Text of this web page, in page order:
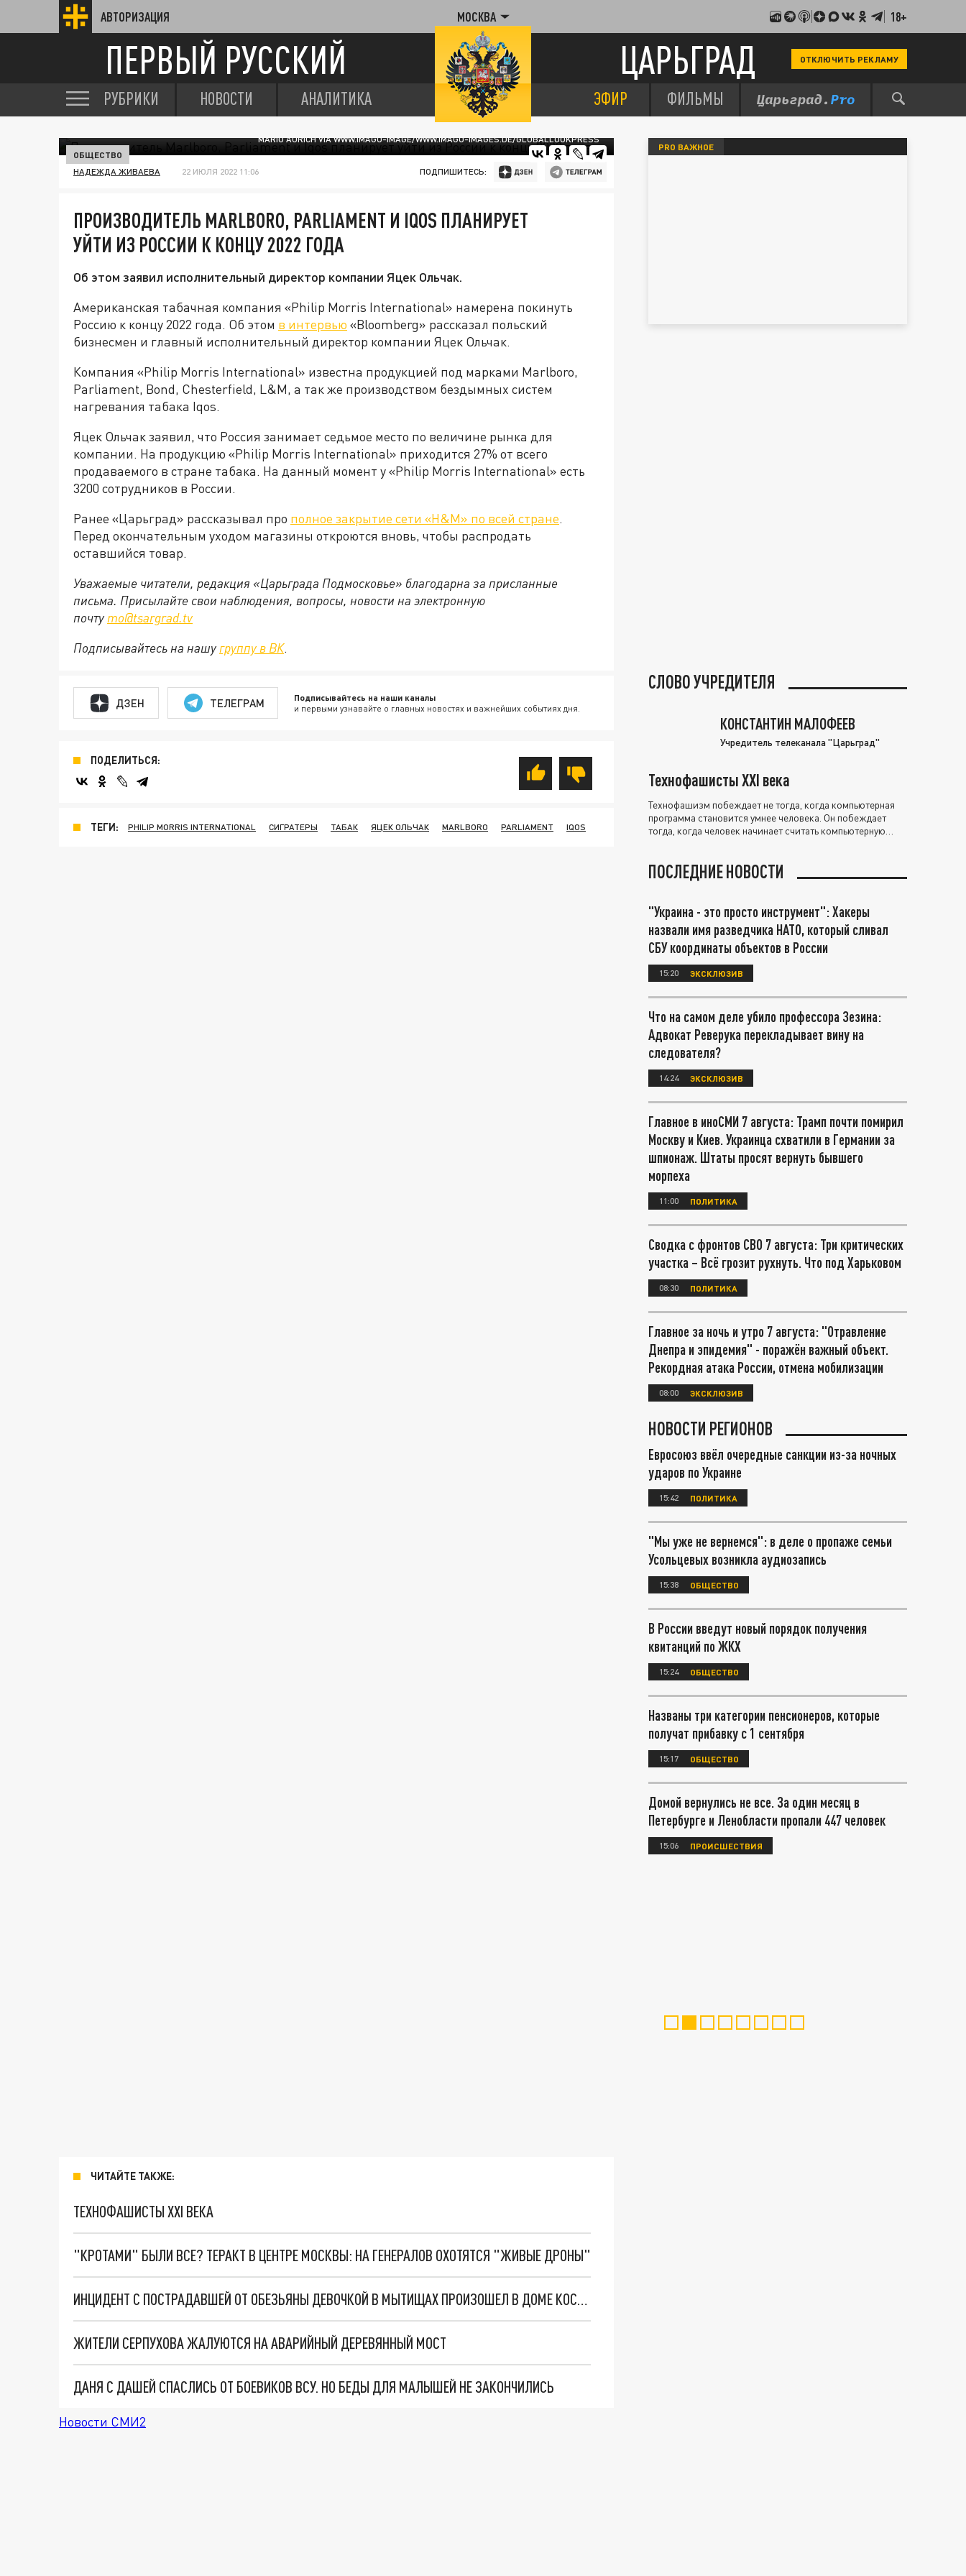
АВТОРИЗАЦИЯ МОСКВА 18+
ПЕРВЫЙ РУССКИЙ ЦАРЬГРАД ОТКЛЮЧИТЬ РЕКЛАМУ
РУБРИКИ НОВОСТИ АНАЛИТИКА ЭФИР ФИЛЬМЫ
MARIO AURICH VIA WWW.IMAGO-IMAGE/WWW.IMAGO-IMAGES.DE/GLOBALLOOKPRESS
ОБЩЕСТВО
НАДЕЖДА ЖИВАЕВА 22 ИЮЛЯ 2022 11:06 ПОДПИШИТЕСЬ:
ПРОИЗВОДИТЕЛЬ MARLBORO, PARLIAMENT И IQOS ПЛАНИРУЕТ
УЙТИ ИЗ РОССИИ К КОНЦУ 2022 ГОДА
Об этом заявил исполнительный директор компании Яцек Ольчак.
Американская табачная компания «Philip Morris International» намерена покинуть
Россию к концу 2022 года. Об этом в интервью «Bloomberg» рассказал польский
бизнесмен и главный исполнительный директор компании Яцек Ольчак.
Компания «Philip Morris International» известна продукцией под марками Marlboro,
Parliament, Bond, Chesterfield, L&M, а так же производством бездымных систем
нагревания табака Iqos.
Яцек Ольчак заявил, что Россия занимает седьмое место по величине рынка для
компании. На продукцию «Philip Morris International» приходится 27% от всего
продаваемого в стране табака. На данный момент у «Philip Morris International» есть
3200 сотрудников в России.
Ранее «Царьград» рассказывал про полное закрытие сети «H&M» по всей стране.
Перед окончательным уходом магазины откроются вновь, чтобы распродать
оставшийся товар.
Уважаемые читатели, редакция «Царьграда Подмосковье» благодарна за присланные
письма. Присылайте свои наблюдения, вопросы, новости на электронную
почту mo@tsargrad.tv
Подписывайтесь на нашу группу в ВК.
ДЗЕН ТЕЛЕГРАМ Подписывайтесь на наши каналы
и первыми узнавайте о главных новостях и важнейших событиях дня.
ПОДЕЛИТЬСЯ:
ТЕГИ: PHILIP MORRIS INTERNATIONAL СИГРАТЕРЫ ТАБАК ЯЦЕК ОЛЬЧАК MARLBORO PARLIAMENT IQOS
ЧИТАЙТЕ ТАКЖЕ:
ТЕХНОФАШИСТЫ XXI ВЕКА
"КРОТАМИ" БЫЛИ ВСЕ? ТЕРАКТ В ЦЕНТРЕ МОСКВЫ: НА ГЕНЕРАЛОВ ОХОТЯТСЯ "ЖИВЫЕ ДРОНЫ"
ИНЦИДЕНТ С ПОСТРАДАВШЕЙ ОТ ОБЕЗЬЯНЫ ДЕВОЧКОЙ В МЫТИЩАХ ПРОИЗОШЕЛ В ДОМЕ КОСМОНАВТА ВАЛЕРИЯ РЮМИНА
ЖИТЕЛИ СЕРПУХОВА ЖАЛУЮТСЯ НА АВАРИЙНЫЙ ДЕРЕВЯННЫЙ МОСТ
ДАНЯ С ДАШЕЙ СПАСЛИСЬ ОТ БОЕВИКОВ ВСУ. НО БЕДЫ ДЛЯ МАЛЫШЕЙ НЕ ЗАКОНЧИЛИСЬ
Новости СМИ2
PRO ВАЖНОЕ
СЛОВО УЧРЕДИТЕЛЯ
КОНСТАНТИН МАЛОФЕЕВ
Учредитель телеканала "Царьград"
Технофашисты XXI века
Технофашизм побеждает не тогда, когда компьютерная
программа становится умнее человека. Он побеждает
тогда, когда человек начинает считать компьютерную
ПОСЛЕДНИЕ НОВОСТИ
"Украина - это просто инструмент": Хакеры
назвали имя разведчика НАТО, который сливал
СБУ координаты объектов в России
15:20 ЭКСКЛЮЗИВ
Что на самом деле убило профессора Зезина:
Адвокат Реверука перекладывает вину на
следователя?
14:24 ЭКСКЛЮЗИВ
Главное в иноСМИ 7 августа: Трамп почти помирил
Москву и Киев. Украинца схватили в Германии за
шпионаж. Штаты просят вернуть бывшего
морпеха
11:00 ПОЛИТИКА
Сводка с фронтов СВО 7 августа: Три критических
участка – Всё грозит рухнуть. Что под Харьковом
08:30 ПОЛИТИКА
Главное за ночь и утро 7 августа: "Отравление
Днепра и эпидемия" - поражён важный объект.
Рекордная атака России, отмена мобилизации
08:00 ЭКСКЛЮЗИВ
НОВОСТИ РЕГИОНОВ
Евросоюз ввёл очередные санкции из-за ночных
ударов по Украине
15:42 ПОЛИТИКА
"Мы уже не вернемся": в деле о пропаже семьи
Усольцевых возникла аудиозапись
15:38 ОБЩЕСТВО
В России введут новый порядок получения
квитанций по ЖКХ
15:24 ОБЩЕСТВО
Названы три категории пенсионеров, которые
получат прибавку с 1 сентября
15:17 ОБЩЕСТВО
Домой вернулись не все. За один месяц в
Петербурге и Ленобласти пропали 447 человек
15:06 ПРОИСШЕСТВИЯ